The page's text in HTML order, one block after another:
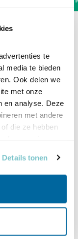
te
media te bieden
Ook delen we
met onze
en analyse. Deze
met andere
die ze hebben
Details tonen
|